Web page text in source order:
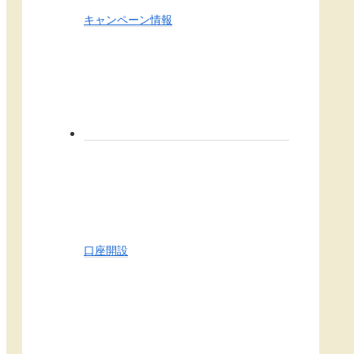
キャンペーン情報
口座開設